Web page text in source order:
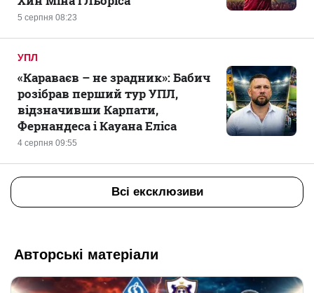
5 серпня 08:23
УПЛ
4 серпня 09:55
«Караваєв – не зрадник»: Бабич
розібрав перший тур УПЛ,
відзначивши Карпати,
Фернандеса і Кауана Еліса
Всі ексклюзиви
Авторські матеріали